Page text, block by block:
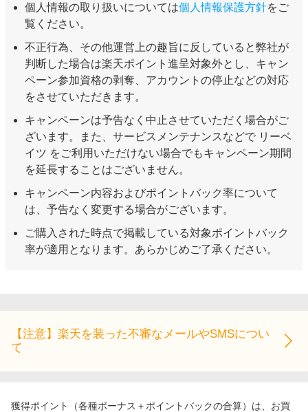
個人情報の取り扱いについては個人情報保護方針をご
覧ください。
不正行為、その他運営上の趣旨に反していると弊社が
判断した場合は楽天ポイント進呈対象外とし、キャン
ペーン参加資格の剥奪、アカウントの停止などの対応
をさせていただきます。
キャンペーンは予告なく中止させていただく場合がご
ざいます。また、サービスメンテナンスなどで リーベ
イツ をご利用いただけない場合でもキャンペーン期間
を延長することはございません。
キャンペーン内容およびポイントバック率について
は、予告なく変更する場合がございます。
ご購入された時点で掲載している対象ポイントバック
率が適用となります。あらかじめご了承ください。
【注意】楽天を装った不審なメールやSMSについ
て
獲得ポイント（各種ボーナス＋ポイントバックの合算）は、お買